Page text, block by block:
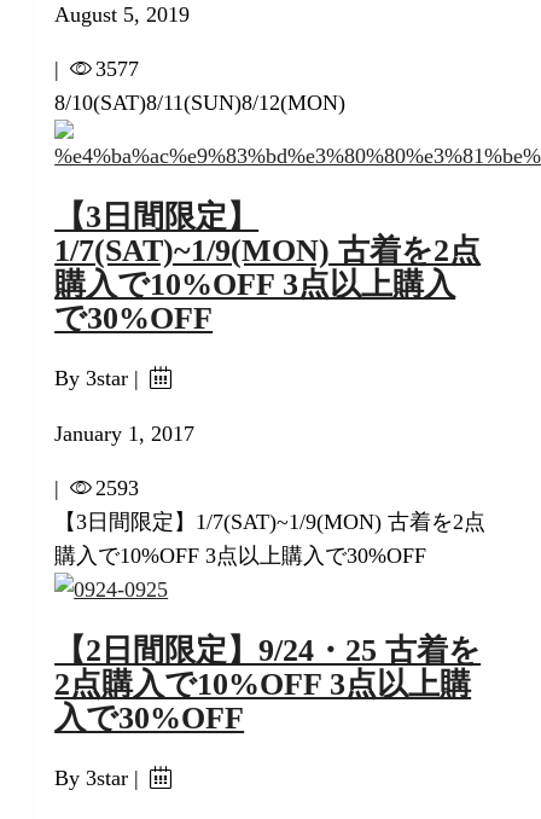
August 5, 2019
|
3577
8/10(SAT)8/11(SUN)8/12(MON)
【3日間限定】
1/7(SAT)~1/9(MON) 古着を2点
購入で10%OFF 3点以上購入
で30%OFF
By 3star |
January 1, 2017
|
2593
【3日間限定】1/7(SAT)~1/9(MON) 古着を2点
購入で10%OFF 3点以上購入で30%OFF
【2日間限定】9/24・25 古着を
2点購入で10%OFF 3点以上購
入で30%OFF
By 3star |